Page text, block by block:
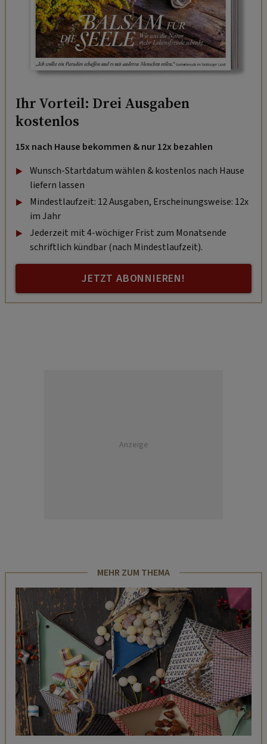
Ihr Vorteil: Drei Ausgaben
kostenlos
15x nach Hause bekommen & nur 12x bezahlen
Wunsch-Startdatum wählen & kostenlos nach Hause
liefern lassen
Mindestlaufzeit: 12 Ausgaben, Erscheinungsweise: 12x
im Jahr
Jederzeit mit 4-wöchiger Frist zum Monatsende
schriftlich kündbar (nach Mindestlaufzeit).
JETZT ABONNIEREN!
Anzeige
MEHR ZUM THEMA